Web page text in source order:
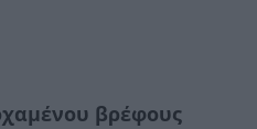
βρέφους